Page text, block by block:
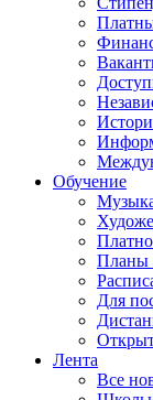
Обучение
Планы
Для
Лента
Все